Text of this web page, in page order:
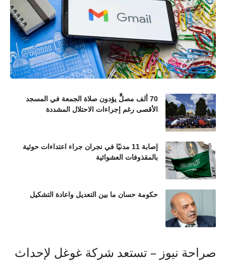
70 ألف مصلٍّ يؤدون صلاة الجمعة في المسجد
الأقصى رغم إجراءات الاحتلال المشددة
إصابة 11 مدنيًا في نجران جراء اعتداءات حوثية
بالمقذوفات العشوائية
حكومة حسان ما بين التعديل واعادة التشكيل
صراحة نيوز – تستعد شركة غوغل لإحداث